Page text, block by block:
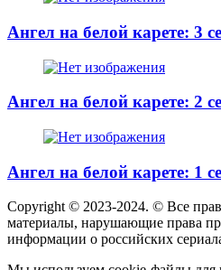
Ангел на белой карете: 3
Ангел на белой карете: 2
Ангел на белой карете: 1
Copyright © 2023-2024. © Все
материалы, нарушающие права
информации о российских